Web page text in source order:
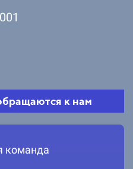
к нам
команда